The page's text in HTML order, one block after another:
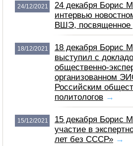
24/12/2021
24 декабря Борис
интервью
ВШЭ,
18/12/2021
18 декабря Борис
выступил с
общественно-
организованном
Российским
политологов →
15/12/2021
15 декабря Борис
участие в
лет без СССР» →